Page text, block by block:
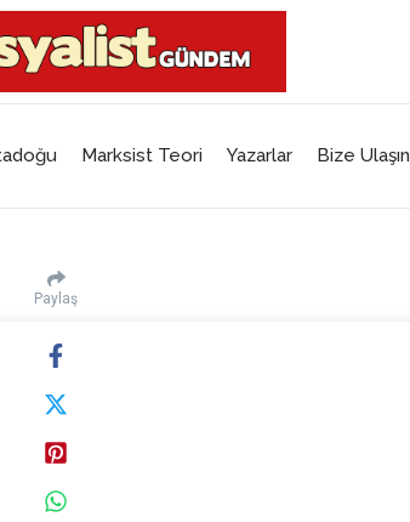
Marksist Teori Yazarlar Bize Ulaşın
Paylaş